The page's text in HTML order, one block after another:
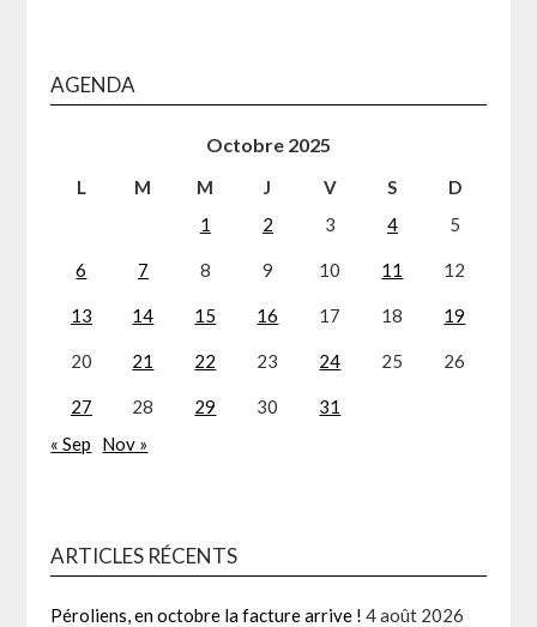
AGENDA
Octobre 2025
L M M J V S
D
1
2 3 4 5
6 7 8 9 10 11 12
13 14 15 16 17 18 19
20 21 22 23 24 25 26
27 28 29 30
31
« Sep
Nov »
ARTICLES RÉCENTS
Péroliens, en octobre la facture arrive ! 4 août 2026